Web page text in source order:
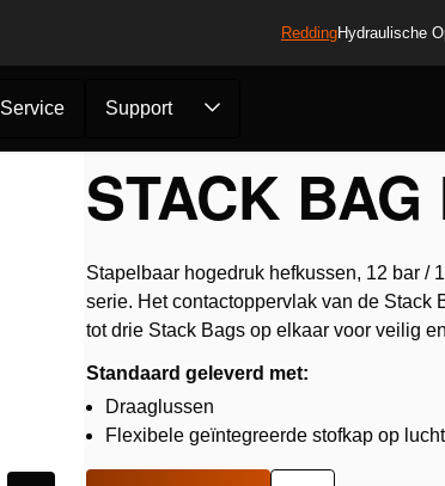
ReddingHydraulische
Service Support
Stack Bags HSB /Stack Bag HSB92
STACK BAG
Stapelbaar hogedruk hefkussen, 12 bar /
serie. Het contactoppervlak van de Stack
tot drie Stack Bags op elkaar voor veilig
Standaard geleverd met:
Draaglussen
Flexibele geïntegreerde stofkap op